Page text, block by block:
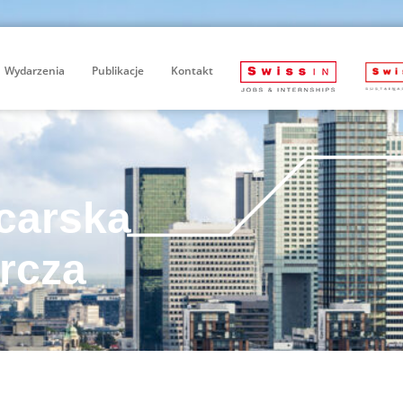
Wydarzenia Publikacje Kontakt